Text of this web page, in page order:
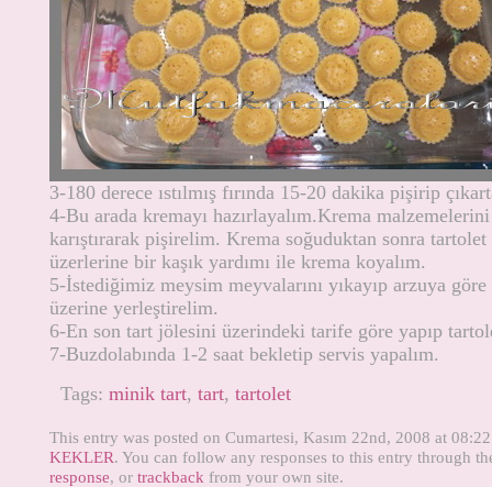
3-180 derece ıstılmış fırında 15-20 dakika pişirip
4-Bu arada kremayı hazırlayalım.Krema
karıştırarak pişirelim. Krema soğuduktan sonra tartolet
üzerlerine bir kaşık yardımı ile krema koyalım.
5-İstediğimiz meysim meyvalarını yıkayıp arzuya
üzerine yerleştirelim.
6-En son tart jölesini üzerindeki tarife göre yapıp
7-Buzdolabında 1-2 saat bekletip servis yapalım.
Tags: minik tart, tart, tartolet
This entry was posted on Cumartesi, Kasım 22nd, 2008 at
KEKLER. You can follow any responses to this entry through
response, or trackback from your own site.